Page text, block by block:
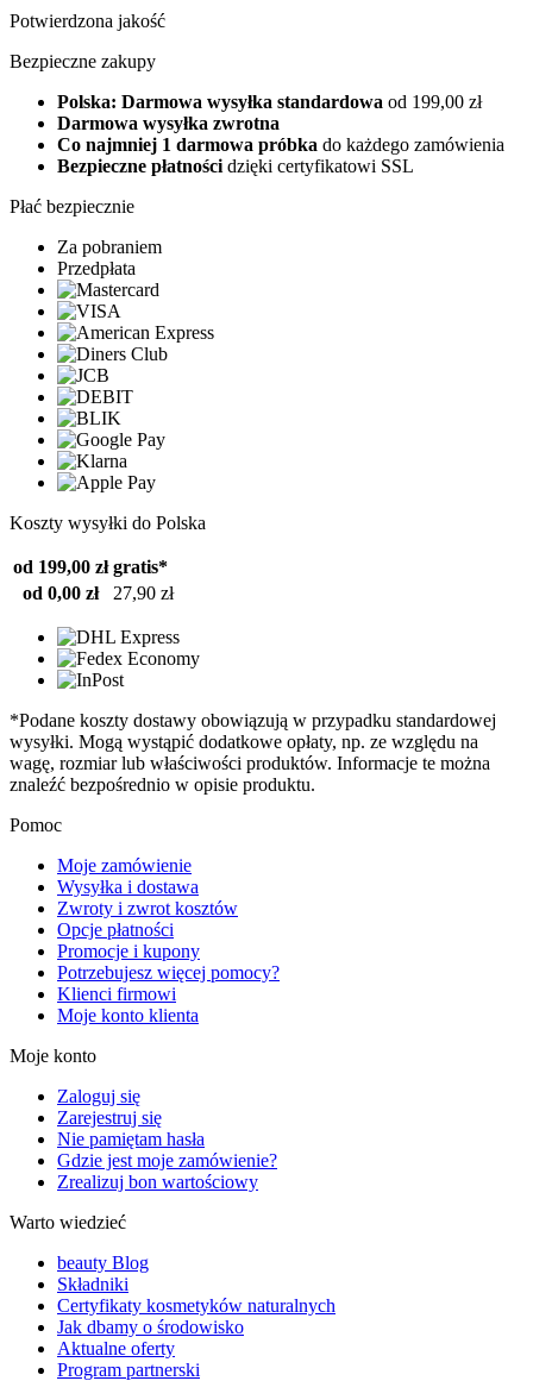
Potwierdzona jakość
Bezpieczne zakupy
Polska: Darmowa wysyłka standardowa od 199,00 zł
Darmowa wysyłka zwrotna
Co najmniej 1 darmowa próbka do każdego zamówienia
Bezpieczne płatności dzięki certyfikatowi SSL
Płać bezpiecznie
Za pobraniem
Przedpłata
Koszty wysyłki do Polska
od 199,00 zł gratis*
od 0,00 zł
27,90 zł
*Podane koszty dostawy obowiązują w przypadku standardowej
wysyłki. Mogą wystąpić dodatkowe opłaty, np. ze względu na
wagę, rozmiar lub właściwości produktów. Informacje te można
znaleźć bezpośrednio w opisie produktu.
Pomoc
Moje zamówienie
Wysyłka i dostawa
Zwroty i zwrot kosztów
Opcje płatności
Promocje i kupony
Potrzebujesz więcej pomocy?
Klienci firmowi
Moje konto klienta
Moje konto
Zaloguj się
Zarejestruj się
Nie pamiętam hasła
Gdzie jest moje zamówienie?
Zrealizuj bon wartościowy
Warto wiedzieć
beauty Blog
Składniki
Certyfikaty kosmetyków naturalnych
Jak dbamy o środowisko
Aktualne oferty
Program partnerski